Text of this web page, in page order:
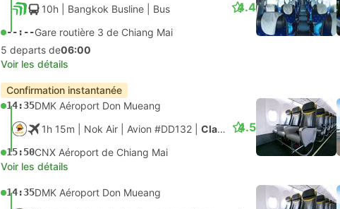
10h | Bangkok Busline Bus
--:--Gare routière 3 de Chiang Mai
4.4
5 departs de06:00
Voir les détails
Confirmation instantanée
14:35DMK Aéroport Don Mueang
1h 15m | Nok Air Avion #DD132 Classe économique
15:50CNX Aéroport de Chiang Mai
4.5
Voir les détails
14:35DMK Aéroport Don Mueang